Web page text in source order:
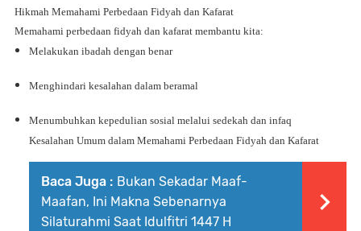
Hikmah Memahami Perbedaan Fidyah dan Kafarat
Memahami perbedaan fidyah dan kafarat membantu kita:
Melakukan ibadah dengan benar
Menghindari kesalahan dalam beramal
Menumbuhkan kepedulian sosial melalui sedekah dan infaq
Kesalahan Umum dalam Memahami Perbedaan Fidyah dan Kafarat
Baca Juga : Bukan Sekadar Maaf-
Maafan, Ini Makna Sebenarnya
Silaturahmi Saat Idulfitri 1447 H